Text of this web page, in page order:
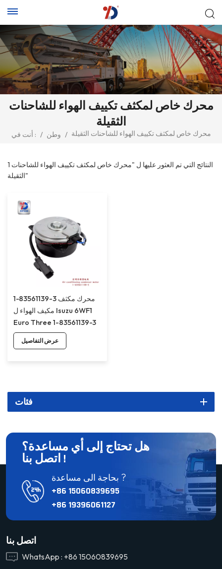
محرك خاص لمكثف تكييف الهواء للشاحنات
الثقيلة
أنت في : / وطن / محرك خاص لمكثف تكييف الهواء للشاحنات الثقيلة
1 النتائج التي تم العثور عليها ل "محرك خاص لمكثف تكييف الهواء للشاحنات
الثقيلة"
1-83561139-3 محرك مكثف
مكيف الهواء ل Isuzu 6WF1
Euro Three 1-83561139-3
عرض التفاصيل
فئات
هل تحتاج إلى أي مساعدة؟
اتصل بنا !
بحاجة الى مساعدة ?
+86 15060839695
+86 19396061127
اتصل بنا
WhatsApp : +86 15060839695